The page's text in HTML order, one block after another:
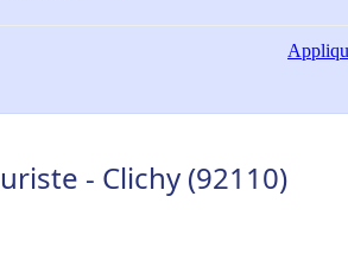
- Clichy (92110)